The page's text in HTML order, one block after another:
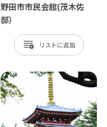
野田市市民会館(茂木佐
邸）
リスト